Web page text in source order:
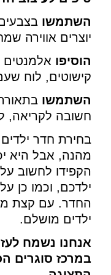
השתמשו
יוצרים אווירה
הוסיפו אלמנטים
קישוטים, לוח
השתמשו
חשובה לקריאה,
בחירת חדר
מהנה, אבל היא
הקפידו לחשוב
ילדכם, וכמו כן
החדר. עם קצת
ילדים מושלם.
אנחנו נשמח
במרכז סוגרים